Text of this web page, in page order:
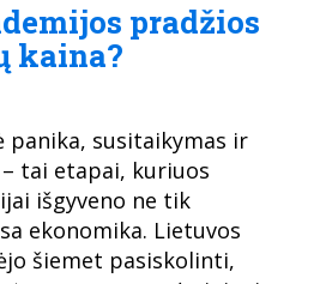
pradžios
kaina?
panika, susitaikymas ir
tai etapai, kuriuos
išgyveno ne tik
ekonomika. Lietuvos
šiemet pasiskolinti,